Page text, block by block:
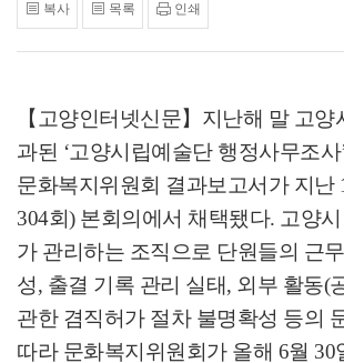
복사 목록 인쇄
【고양인터넷신문】 지난해 말 고양
과된 ‘고양시립예술단 행정사무조사
문화복지위원회 결과보고서가 지난
304회) 본회의에서 채택됐다. 고양
가 관리하는 조직으로 단원들의 근
성, 출결 기록 관리 실태, 외부 활동(
관한 겸직허가 절차 불명확성 등의
따라 문화복지위원회가 올해 6월 30